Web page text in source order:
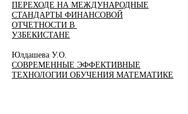
ПЕРЕХОДЕ НА МЕЖДУНАРОДНЫЕ
СТАНДАРТЫ ФИНАНСОВОЙ
ОТЧЕТНОСТИ В
УЗБЕКИСТАНЕ
Юлдашева У.О.
СОВРЕМЕННЫЕ ЭФФЕКТИВНЫЕ
ТЕХНОЛОГИИ ОБУЧЕНИЯ МАТЕМАТИКЕ